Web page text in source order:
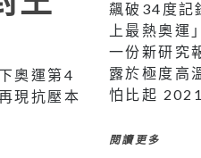
奧運第4
現抗壓本
飆破34度記
上最熱奧運
一份新研究
露於極度高
怕比起
閱讀更多